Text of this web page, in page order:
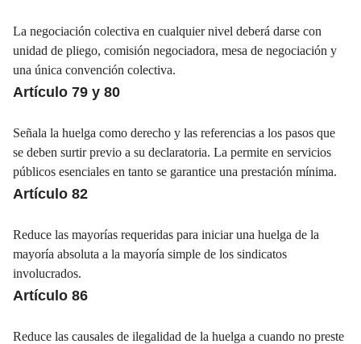
La negociación colectiva en cualquier nivel deberá darse con
unidad de pliego, comisión negociadora, mesa de negociación y
una única convención colectiva.
Artículo 79 y 80
Señala la huelga como derecho y las referencias a los pasos que
se deben surtir previo a su declaratoria. La permite en servicios
públicos esenciales en tanto se garantice una prestación mínima.
Artículo 82
Reduce las mayorías requeridas para iniciar una huelga de la
mayoría absoluta a la mayoría simple de los sindicatos
involucrados.
Artículo 86
Reduce las causales de ilegalidad de la huelga a cuando no preste